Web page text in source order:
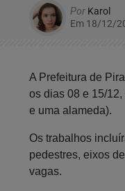
Por Karol
Em 18/12/
A Prefeitura de
os dias 08 e 15/
e uma alameda).
Os trabalhos
pedestres, eixos
vagas.